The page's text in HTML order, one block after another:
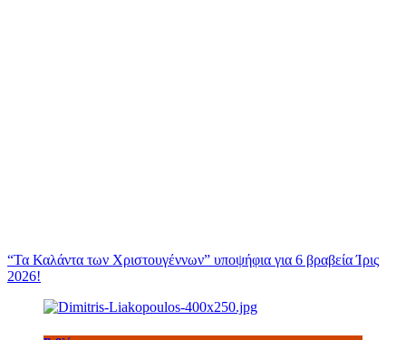
“Τα Καλάντα των Χριστουγέννων” υποψήφια για 6 βραβεία Ίρις
2026!